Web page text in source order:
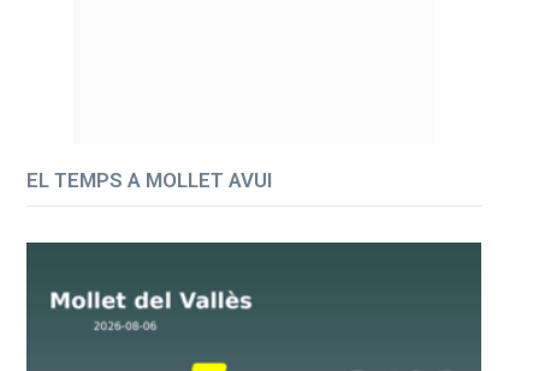
EL TEMPS A MOLLET AVUI